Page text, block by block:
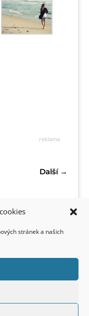
stránek a našich
reklama
Další→